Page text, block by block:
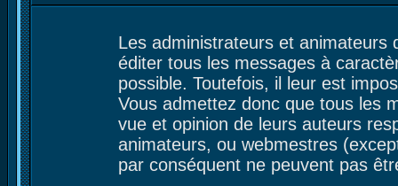
Les administrateurs et
éditer tous les messages à
possible. Toutefois, il leur est
Vous admettez donc que tous les
vue et opinion de leurs auteurs
animateurs, ou webmestres
par conséquent ne peuvent pas